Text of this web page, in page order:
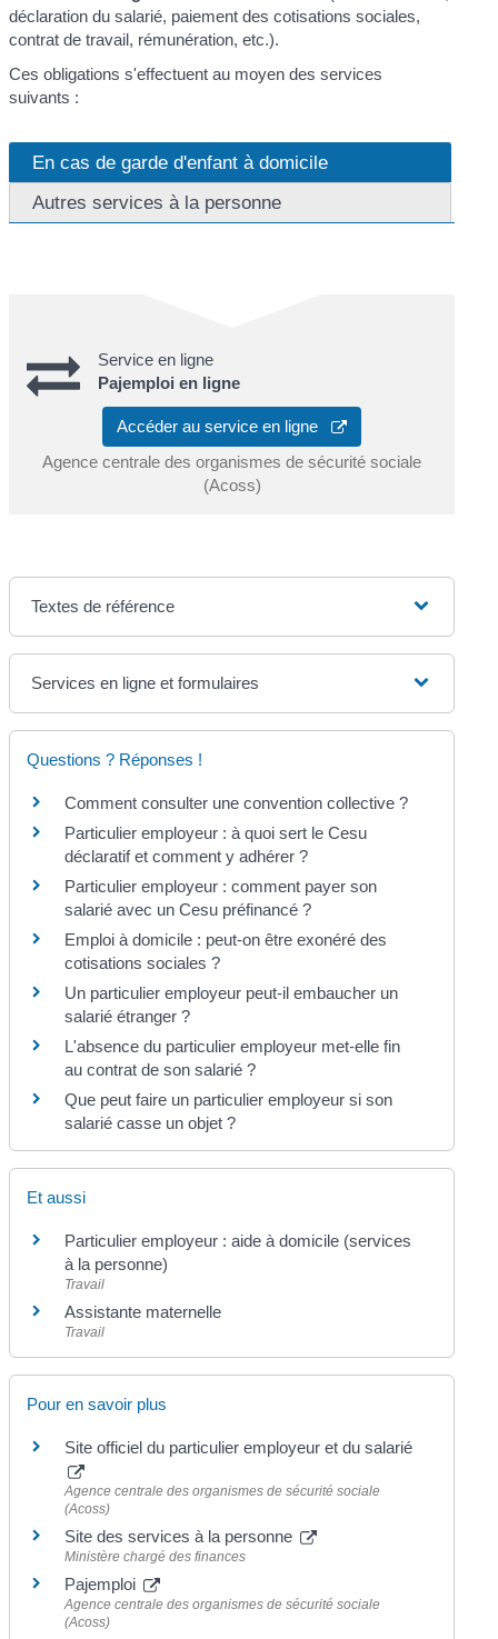
déclaration du salarié, paiement des cotisations sociales,
contrat de travail, rémunération, etc.).
Ces obligations s'effectuent au moyen des services
suivants :
En cas de garde d'enfant à domicile
Autres services à la personne
Service en ligne
Pajemploi en ligne
Accéder au service en ligne
Agence centrale des organismes de sécurité sociale
(Acoss)
Textes de référence
Services en ligne et formulaires
Questions ? Réponses !
Comment consulter une convention collective ?
Particulier employeur : à quoi sert le Cesu
déclaratif et comment y adhérer ?
Particulier employeur : comment payer son
salarié avec un Cesu préfinancé ?
Emploi à domicile : peut-on être exonéré des
cotisations sociales ?
Un particulier employeur peut-il embaucher un
salarié étranger ?
L'absence du particulier employeur met-elle fin
au contrat de son salarié ?
Que peut faire un particulier employeur si son
salarié casse un objet ?
Et aussi
Particulier employeur : aide à domicile (services
à la personne)
Travail
Assistante maternelle
Travail
Pour en savoir plus
Site officiel du particulier employeur et du salarié
Agence centrale des organismes de sécurité sociale
(Acoss)
Site des services à la personne
Ministère chargé des finances
Pajemploi
Agence centrale des organismes de sécurité sociale
(Acoss)